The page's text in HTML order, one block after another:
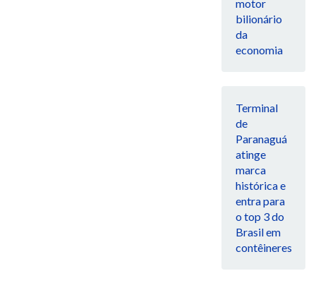
motor
bilionário
da
economia
Terminal
de
Paranaguá
atinge
marca
histórica e
entra para
o top 3 do
Brasil em
contêineres